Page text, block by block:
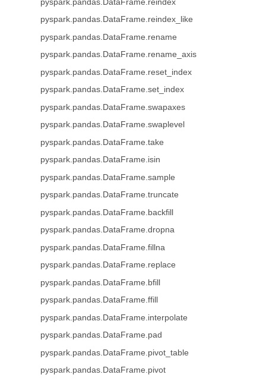
pyspark.pandas.DataFrame.reindex
pyspark.pandas.DataFrame.reindex_like
pyspark.pandas.DataFrame.rename
pyspark.pandas.DataFrame.rename_axis
pyspark.pandas.DataFrame.reset_index
pyspark.pandas.DataFrame.set_index
pyspark.pandas.DataFrame.swapaxes
pyspark.pandas.DataFrame.swaplevel
pyspark.pandas.DataFrame.take
pyspark.pandas.DataFrame.isin
pyspark.pandas.DataFrame.sample
pyspark.pandas.DataFrame.truncate
pyspark.pandas.DataFrame.backfill
pyspark.pandas.DataFrame.dropna
pyspark.pandas.DataFrame.fillna
pyspark.pandas.DataFrame.replace
pyspark.pandas.DataFrame.bfill
pyspark.pandas.DataFrame.ffill
pyspark.pandas.DataFrame.interpolate
pyspark.pandas.DataFrame.pad
pyspark.pandas.DataFrame.pivot_table
pyspark.pandas.DataFrame.pivot